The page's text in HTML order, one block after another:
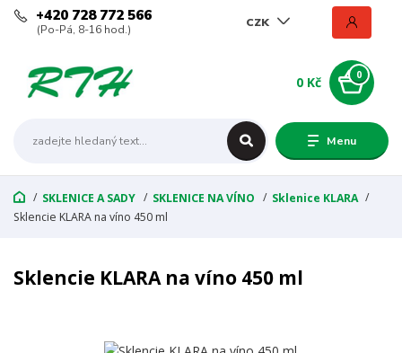
Menu
CZK
+420 728 772 566
(Po-Pá, 8-16 hod.)
0
0 Kč
SKLENICE A SADY SKLENICE NA VÍNO
Sklenice KLARA
Sklencie KLARA na víno 450 ml
Sklencie KLARA na víno 450 ml